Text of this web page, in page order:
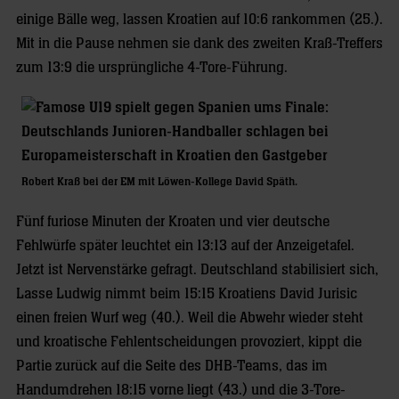
einige Bälle weg, lassen Kroatien auf 10:6 rankommen (25.).
Mit in die Pause nehmen sie dank des zweiten Kraß-Treffers
zum 13:9 die ursprüngliche 4-Tore-Führung.
Robert Kraß bei der EM mit Löwen-Kollege David Späth.
Fünf furiose Minuten der Kroaten und vier deutsche
Fehlwürfe später leuchtet ein 13:13 auf der Anzeigetafel.
Jetzt ist Nervenstärke gefragt. Deutschland stabilisiert sich,
Lasse Ludwig nimmt beim 15:15 Kroatiens David Jurisic
einen freien Wurf weg (40.). Weil die Abwehr wieder steht
und kroatische Fehlentscheidungen provoziert, kippt die
Partie zurück auf die Seite des DHB-Teams, das im
Handumdrehen 18:15 vorne liegt (43.) und die 3-Tore-